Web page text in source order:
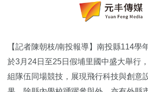
【記者陳朝枝/南投報導】南投縣114學
於3月24日至25日假埔里國中盛大舉行
組隊伍同場競技，展現飛行科技與創意